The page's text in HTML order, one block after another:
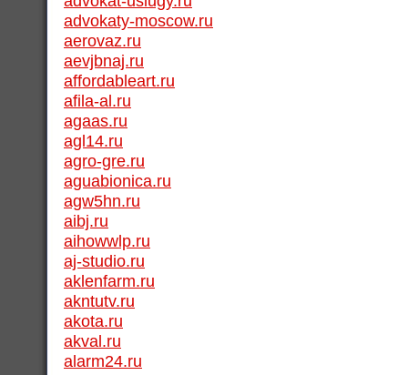
advokaty-moscow.ru
aerovaz.ru
aevjbnaj.ru
affordableart.ru
afila-al.ru
agaas.ru
agl14.ru
agro-gre.ru
aguabionica.ru
agw5hn.ru
aibj.ru
aihowwlp.ru
aj-studio.ru
aklenfarm.ru
akntutv.ru
akota.ru
akval.ru
alarm24.ru